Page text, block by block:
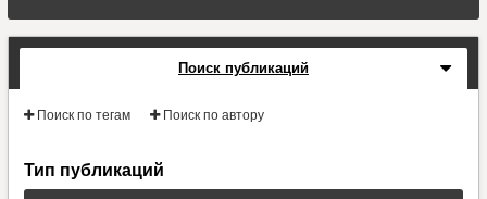
Поиск публикаций
Поиск по тегам Поиск по автору
Тип публикаций